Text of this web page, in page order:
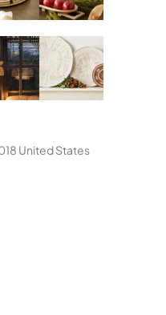
United States